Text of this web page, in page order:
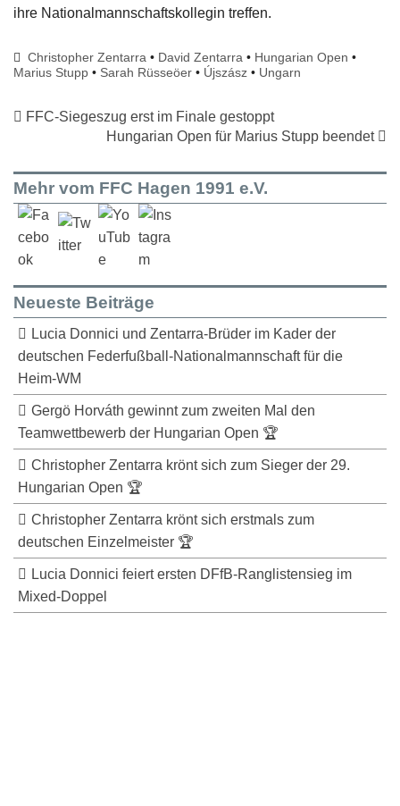
ihre Nationalmannschaftskollegin treffen.
Christopher Zentarra • David Zentarra • Hungarian Open •
Marius Stupp • Sarah Rüsseöer • Újszász • Ungarn
FFC-Siegeszug erst im Finale gestoppt
Hungarian Open für Marius Stupp beendet
Mehr vom FFC Hagen 1991 e.V.
Neueste Beiträge
Lucia Donnici und Zentarra-Brüder im Kader der
deutschen Federfußball-Nationalmannschaft für die
Heim-WM
Gergö Horváth gewinnt zum zweiten Mal den
Teamwettbewerb der Hungarian Open 🏆
Christopher Zentarra krönt sich zum Sieger der 29.
Hungarian Open 🏆
Christopher Zentarra krönt sich erstmals zum
deutschen Einzelmeister 🏆
Lucia Donnici feiert ersten DFfB-Ranglistensieg im
Mixed-Doppel